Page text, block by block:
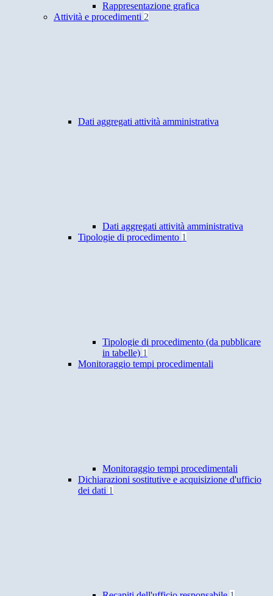
Rappresentazione grafica
Attività e procedimenti 2
Dati aggregati attività amministrativa
Dati aggregati attività amministrativa
Tipologie di procedimento 1
Tipologie di procedimento (da pubblicare
in tabelle) 1
Monitoraggio tempi procedimentali
Monitoraggio tempi procedimentali
Dichiarazioni sostitutive e acquisizione d'ufficio
dei dati 1